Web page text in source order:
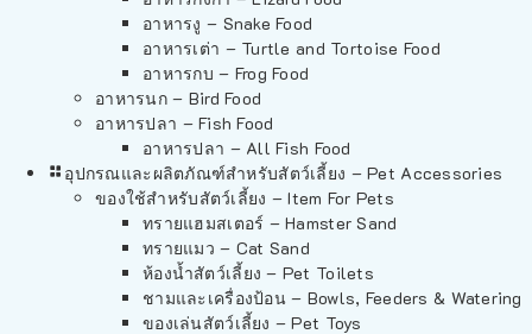
อาหารงู – Snake Food
อาหารเต่า – Turtle and Tortoise Food
อาหารกบ – Frog Food
อาหารนก – Bird Food
อาหารปลา – Fish Food
อาหารปลา – All Fish Food
อุปกรณและผลิตภัณฑ์สำหรับสัตว์เลี้ยง – Pet Accessories
ของใช้สำหรับสัตว์เลี้ยง – Item For Pets
ทรายแฮมสเตอร์ – Hamster Sand
ทรายแมว – Cat Sand
ห้องน้ำสัตว์เลี้ยง – Pet Toilets
ชามและเครื่องป้อน – Bowls, Feeders & Watering
ของเล่นสัตว์เลี้ยง – Pet Toys